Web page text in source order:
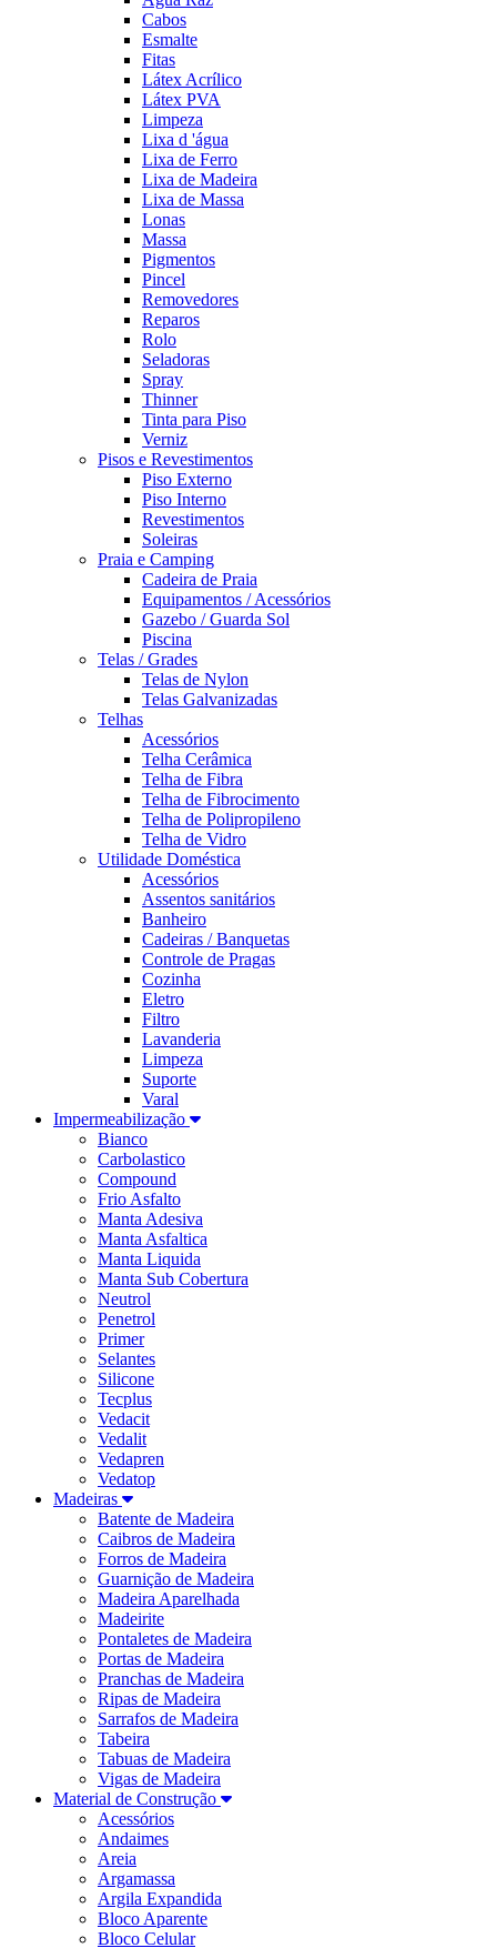
Cabos
Esmalte
Fitas
Látex Acrílico
Látex PVA
Limpeza
Lixa d 'água
Lixa de Ferro
Lixa de Madeira
Lixa de Massa
Lonas
Massa
Pigmentos
Pincel
Removedores
Reparos
Rolo
Seladoras
Spray
Thinner
Tinta para Piso
Verniz
Pisos e Revestimentos
Piso Externo
Piso Interno
Revestimentos
Soleiras
Praia e Camping
Cadeira de Praia
Equipamentos / Acessórios
Gazebo / Guarda Sol
Piscina
Telas / Grades
Telas de Nylon
Telas Galvanizadas
Telhas
Acessórios
Telha Cerâmica
Telha de Fibra
Telha de Fibrocimento
Telha de Polipropileno
Telha de Vidro
Utilidade Doméstica
Acessórios
Assentos sanitários
Banheiro
Cadeiras / Banquetas
Controle de Pragas
Cozinha
Eletro
Filtro
Lavanderia
Limpeza
Suporte
Varal
Impermeabilização
Bianco
Carbolastico
Compound
Frio Asfalto
Manta Adesiva
Manta Asfaltica
Manta Liquida
Manta Sub Cobertura
Neutrol
Penetrol
Primer
Selantes
Silicone
Tecplus
Vedacit
Vedalit
Vedapren
Vedatop
Madeiras
Batente de Madeira
Caibros de Madeira
Forros de Madeira
Guarnição de Madeira
Madeira Aparelhada
Madeirite
Pontaletes de Madeira
Portas de Madeira
Pranchas de Madeira
Ripas de Madeira
Sarrafos de Madeira
Tabeira
Tabuas de Madeira
Vigas de Madeira
Material de Construção
Acessórios
Andaimes
Areia
Argamassa
Argila Expandida
Bloco Aparente
Bloco Celular